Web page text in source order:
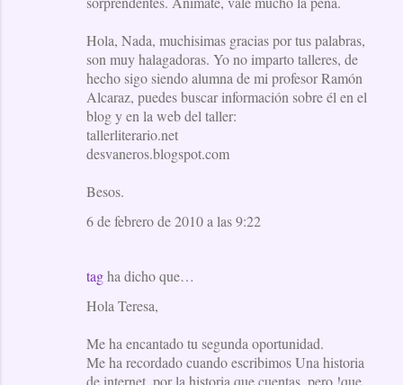
Hola, Nada, muchisimas gracias por tus palabras,
son muy halagadoras. Yo no imparto talleres, de
hecho sigo siendo alumna de mi profesor Ramón
Alcaraz, puedes buscar información sobre él en el
blog y en la web del taller:
tallerliterario.net
desvaneros.blogspot.com
Besos.
6 de febrero de 2010 a las 9:22
tagha dicho que…
Hola Teresa,
Me ha encantado tu segunda oportunidad.
Me ha recordado cuando escribimos Una historia
de internet, por la historia que cuentas, pero !que